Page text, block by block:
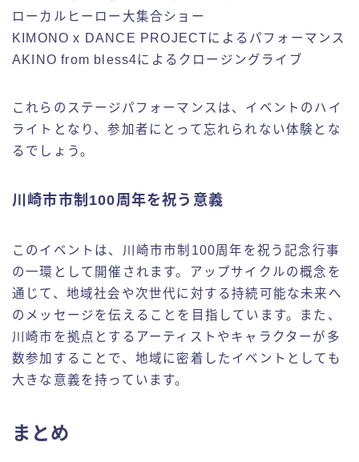
ローカルヒーロー大集合ショー
KIMONO x DANCE PROJECTによるパフォーマンス
AKINO from bless4によるクロージングライブ
これらのステージパフォーマンスは、イベントのハイ
ライトとなり、参加者にとって忘れられない体験とな
るでしょう。
川崎市市制100周年を祝う意義
このイベントは、川崎市市制100周年を祝う記念行事
の一環として開催されます。アップサイクルの概念を
通じて、地域社会や次世代に対する持続可能な未来へ
のメッセージを伝えることを目指しています。また、
川崎市を拠点とするアーティストやキャラクターが多
数参加することで、地域に密着したイベントとしても
大きな意義を持っています。
まとめ